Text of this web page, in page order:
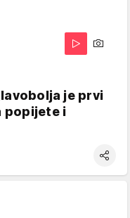
je prvi
popijete i